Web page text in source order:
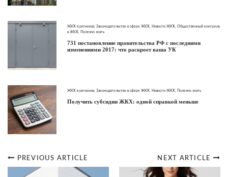
ЖКХ в регионах Законодательство в сфере ЖКХ Новости ЖКХ
Общественный контроль
в ЖКХ
Полезно знать
731 постановление правительства РФ с последними
изменениями 2017: что раскроет ваша УК
ЖКХ в регионах Законодательство в сфере ЖКХ Новости ЖКХ Полезно знать
Получить субсидии ЖКХ: одной справкой меньше
Post
NEXT ARTICLE
PREVIOUS ARTICLE